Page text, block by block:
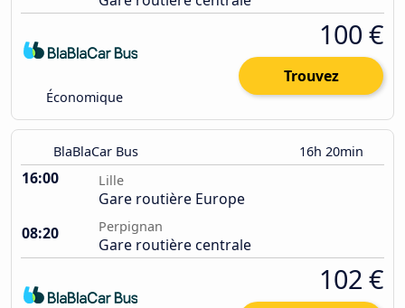
Économique
100 €
Trouvez
BlaBlaCar Bus 16h 20min
16:00 Lille
Gare routière Europe
08:20
Perpignan
Gare routière centrale
102 €